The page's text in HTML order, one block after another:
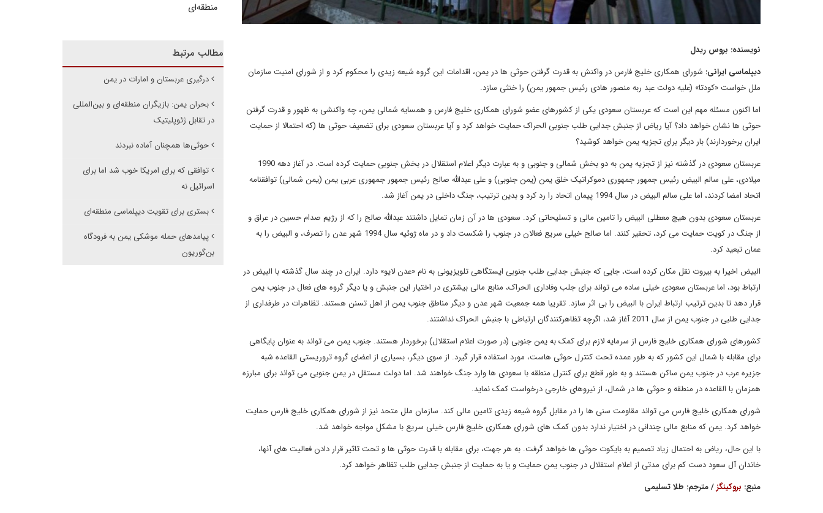
نویسنده: بروس ریدل
دیپلماسی ایرانی: شورای همکاری خلیج فارس در واکنش به قدرت گرفتن حوثی ها در یمن، اقدامات این گروه شیعه زیدی را محکوم کرد و از شورای امنیت سازمان
ملل خواست «کودتا» (علیه دولت عبد ربه منصور هادی رئیس جمهور یمن) را خنثی سازد.
اما اکنون مسئله مهم این است که عربستان سعودی یکی از کشورهای عضو شورای همکاری خلیج فارس و همسایه شمالی یمن، چه واکنشی به ظهور و قدرت گرفتن
حوثی ها نشان خواهد داد؟ آیا ریاض از جنبش جدایی طلب جنوبی الحراک حمایت خواهد کرد و آیا عربستان سعودی برای تضعیف حوثی ها (که احتمالا از حمایت
ایران برخوردارند) بار دیگر برای تجزیه یمن خواهد کوشید؟
عربستان سعودی در گذشته نیز از تجزیه یمن به دو بخش شمالی و جنوبی و به عبارت دیگر اعلام استقلال در بخش جنوبی حمایت کرده است. در آغاز دهه 1990
میلادی، علی سالم البیض رئیس جمهور جمهوری دموکراتیک خلق یمن (یمن جنوبی) و علی عبدالله صالح رئیس جمهور جمهوری عربی یمن (یمن شمالی) توافقنامه
اتحاد امضا کردند، اما علی سالم البیض در سال 1994 پیمان اتحاد را رد کرد و بدین ترتیب، جنگ داخلی در یمن آغاز شد.
عربستان سعودی بدون هیچ معطلی البیض را تامین مالی و تسلیحاتی کرد. سعودی ها در آن زمان تمایل داشتند عبدالله صالح را که از رژیم صدام حسین در عراق و
از جنگ در کویت حمایت می کرد، تحقیر کنند. اما صالح خیلی سریع فعالان در جنوب را شکست داد و در ماه ژوئیه سال 1994 شهر عدن را تصرف، و البیض را به
عمان تبعید کرد.
البیض اخیرا به بیروت نقل مکان کرده است، جایی که جنبش جدایی طلب جنوبی ایستگاهی تلویزیونی به نام «عدن لایو» دارد. ایران در چند سال گذشته با البیض در
ارتباط بود، اما عربستان سعودی خیلی ساده می تواند برای جلب وفاداری الحراک، منابع مالی بیشتری در اختیار این جنبش و یا دیگر گروه های فعال در جنوب یمن
قرار دهد تا بدین ترتیب ارتباط ایران با البیض را بی اثر سازد. تقریبا همه جمعیت شهر عدن و دیگر مناطق جنوب یمن از اهل تسنن هستند. تظاهرات در طرفداری از
جدایی طلبی در جنوب یمن از سال 2011 آغاز شد، اگرچه تظاهرکنندگان ارتباطی با جنبش الحراک نداشتند.
کشورهای شورای همکاری خلیج فارس از سرمایه لازم برای کمک به یمن جنوبی (در صورت اعلام استقلال) برخوردار هستند. جنوب یمن می تواند به عنوان پایگاهی
برای مقابله با شمال این کشور که به طور عمده تحت کنترل حوثی هاست، مورد استفاده قرار گیرد. از سوی دیگر، بسیاری از اعضای گروه تروریستی القاعده شبه
جزیره عرب در جنوب یمن ساکن هستند و به طور قطع برای کنترل منطقه با سعودی ها وارد جنگ خواهند شد. اما دولت مستقل در یمن جنوبی می تواند برای مبارزه
همزمان با القاعده در منطقه و حوثی ها در شمال، از نیروهای خارجی درخواست کمک نماید.
شورای همکاری خلیج فارس می تواند مقاومت سنی ها را در مقابل گروه شیعه زیدی تامین مالی کند. سازمان ملل متحد نیز از شورای همکاری خلیج فارس حمایت
خواهد کرد. یمن که منابع مالی چندانی در اختیار ندارد بدون کمک های شورای همکاری خلیج فارس خیلی سریع با مشکل مواجه خواهد شد.
با این حال، ریاض به احتمال زیاد تصمیم به بایکوت حوثی ها خواهد گرفت. به هر جهت، برای مقابله با قدرت حوثی ها و تحت تاثیر قرار دادن فعالیت های آنها،
خاندان آل سعود دست کم برای مدتی از اعلام استقلال در جنوب یمن حمایت و یا به حمایت از جنبش جدایی طلب تظاهر خواهد کرد.
منبع: بروکینگز/ مترجم: طلا تسلیمی
منطقه‌ای
مطالب مرتبط
درگیری عربستان و امارات در یمن
بحران یمن: بازیگران منطقه‌ای و بین‌المللی
در تقابل ژئوپلیتیک
حوثی‌ها همچنان آماده نبردند
توافقی که برای امریکا خوب شد اما برای
اسرائیل نه
بستری برای تقویت دیپلماسی منطقه‌ای
پیامدهای حمله موشکی یمن به فرودگاه
بن‌گوریون